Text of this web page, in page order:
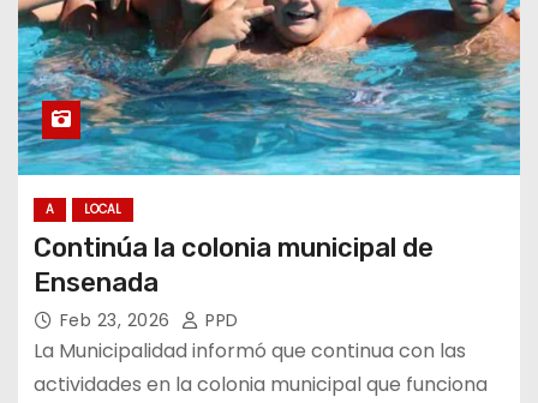
A LOCAL
Continúa la colonia municipal de
Ensenada
Feb 23, 2026 PPD
La Municipalidad informó que continua con las
actividades en la colonia municipal que funciona